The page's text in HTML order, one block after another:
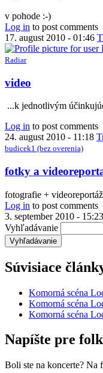
v pohode :-)
Log in to post comments
17. august 2010 - 01:46
Radiar
video
...k jednotlivým
Log in to post comments
24. august 2010 - 11:18
budicek1 (bez overenia)
fotky a
fotografie +
Log in to post comments
3. september 2010 - 15:23
Vyhľadávanie
Súvisiace
Komorná scéna
Komorná scéna
Komorná scéna
Napíšte pre
Boli ste na koncerte? Na